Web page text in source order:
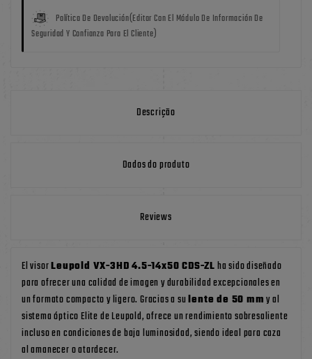
Política De Devolución(editar Con El Módulo De Información De
Seguridad Y Confianza Para El Cliente)
Descrição
Dados do produto
Reviews
El visorLeupold VX-3HD 4.5-14x50 CDS-ZLha sido diseñado
para ofrecer una calidad de imagen y durabilidad excepcionales en
un formato compacto y ligero. Gracias a sulente de 50 mmy al
sistema óptico Elite de Leupold, ofrece un rendimiento sobresaliente
incluso en condiciones de baja luminosidad, siendo ideal para caza
al amanecer o atardecer.